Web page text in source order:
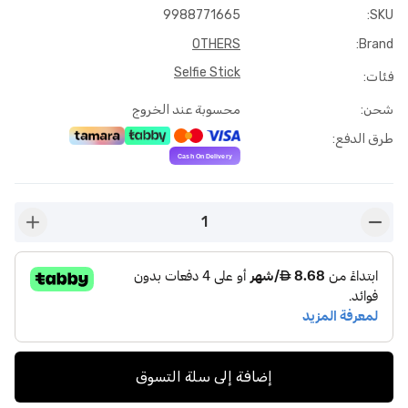
SKU
:
9988771665
Brand
:
OTHERS
فئات:
Selfie Stick
شحن:
محسوبة عند الخروج
طرق الدفع:
1
plus
إضافة إلى سلة التسوق